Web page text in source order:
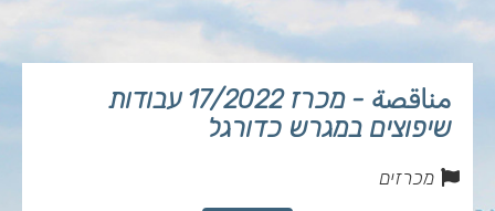
مناقصة - מכרז 17/2022 עבודות
שיפוצים במגרש כדורגל
מכרזים